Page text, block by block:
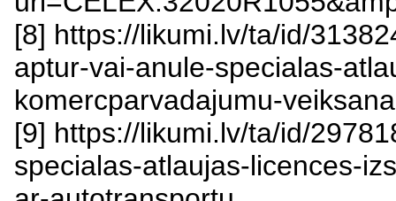
[8] https://likumi.lv/ta/id/
aptur-vai-anule-specialas-
komercparvadajumu-
[9] https://likumi.lv/ta/id/
specialas-atlaujas-licences-